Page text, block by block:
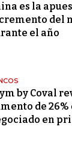
es la
del
el año
by Coval
de
en